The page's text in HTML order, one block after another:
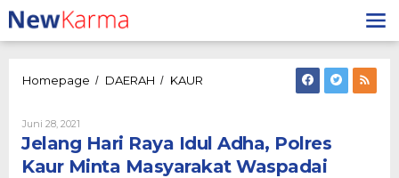
Lewati
ke
konten
Homepage / DAERAH / KAUR
Adha,
Polres
Kaur
Juni 28, 2021
Redaksi234
Jelang Hari Raya Idul Adha, Polres
Kaur Minta Masyarakat Waspadai